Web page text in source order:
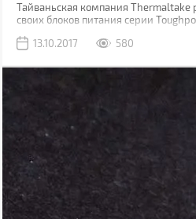
Тайваньская компания
своих блоков питания серии
1200 Вт.
13.10.2017 580